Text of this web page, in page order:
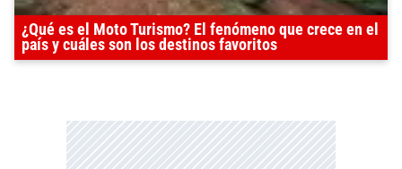
¿Qué es el Moto Turismo? El fenómeno que crece en el
país y cuáles son los destinos favoritos